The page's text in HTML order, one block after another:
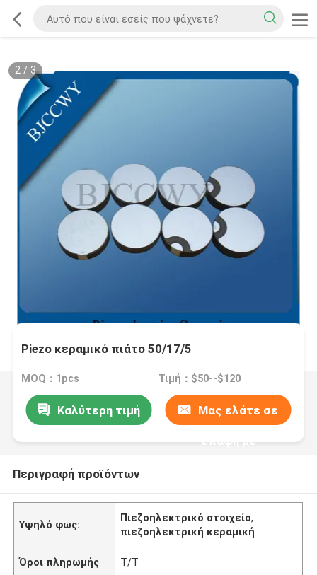
2/ 3
Piezo κεραμικό πιάτο 50/17/5
MOQ：1pcs Τιμή：$50--$120
Καλύτερη τιμή Μας ελάτε σε
επαφή με
Περιγραφή προϊόντων
Υψηλό φως:
Πιεζοηλεκτρικό στοιχείο,
πιεζοηλεκτρική κεραμική
Όροι πληρωμής T/T